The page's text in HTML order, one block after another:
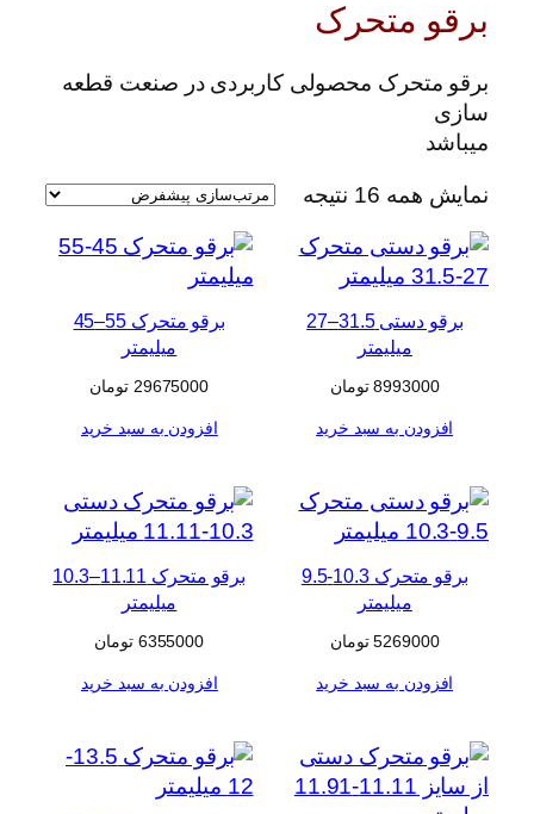
برقو متحرک
برقو متحرک محصولی کاربردی در صنعت قطعه
سازی
میباشد
نمایش همه 16 نتیجه
برقو دستی 31.5–27
میلیمتر
8993000 تومان
افزودن به سبد خرید
برقو متحرک 55–45
میلیمتر
29675000 تومان
افزودن به سبد خرید
برقو متحرک 10.3-9.5
میلیمتر
5269000 تومان
افزودن به سبد خرید
برقو متحرک 11.11–10.3
میلیمتر
6355000 تومان
افزودن به سبد خرید